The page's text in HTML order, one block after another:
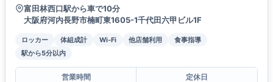
富田林西口駅から車で10分
大阪府河内長野市楠町東1605-1千代田六甲ビル1F
ロッカー 体組成計 Wi-Fi 他店舗利用
食事指導
駅から5分以内
営業時間
定休日